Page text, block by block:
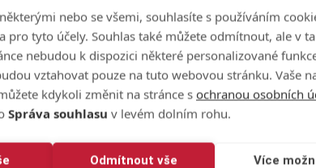
nebo se všemi, souhlasíte s používáním
pro tyto účely. Souhlas také můžete odmítnout, ale v
nebudou k dispozici některé personalizované
vztahovat pouze na tuto webovou stránku. Vaše
kdykoli změnit na stránce s ochranou osobních
Správa souhlasu v levém dolním rohu.
Odmítnout vše Více
kdy třetí ranou sestřelil míček soupeře. Odrazem
nenechala.